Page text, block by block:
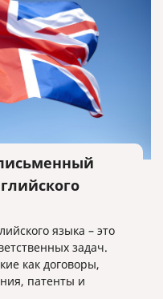
языка – это
задач.
как договоры,
патенты и